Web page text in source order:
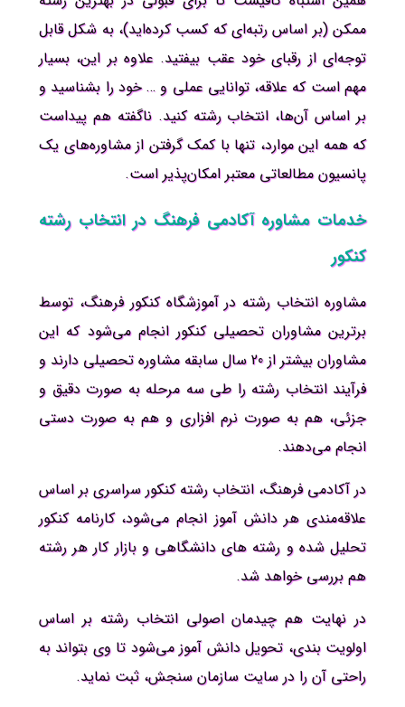
ممکن (بر اساس رتبه‌ای که کسب کرده‌اید)، به شکل قابل
توجه‌ای از رقبای خود عقب بیفتید. علاوه بر این، بسیار
مهم است که علاقه، توانایی عملی و … خود را بشناسید و
بر اساس آن‌ها، انتخاب رشته کنید. ناگفته هم پیداست
که همه این موارد، تنها با کمک گرفتن از مشاوره‌های یک
پانسیون مطالعاتی معتبر امکان‌پذیر است.
خدمات مشاوره آکادمی فرهنگ در انتخاب رشته
کنکور
مشاوره انتخاب رشته در آموزشگاه کنکور فرهنگ، توسط
برترین مشاوران تحصیلی کنکور انجام می‌شود که این
مشاوران بیشتر از 20 سال سابقه مشاوره تحصیلی دارند و
فرآیند انتخاب رشته را طی سه مرحله به صورت دقیق و
جزئی، هم به صورت نرم افزاری و هم به صورت دستی
انجام می‌دهند.
در آکادمی فرهنگ، انتخاب رشته کنکور سراسری بر اساس
علاقه‌مندی هر دانش آموز انجام می‌شود، کارنامه کنکور
تحلیل شده و رشته های دانشگاهی و بازار کار هر رشته
هم بررسی خواهد شد.
در نهایت هم چیدمان اصولی انتخاب رشته بر اساس
اولویت بندی، تحویل دانش آموز می‌شود تا وی بتواند به
راحتی آن را در سایت سازمان سنجش، ثبت نماید.